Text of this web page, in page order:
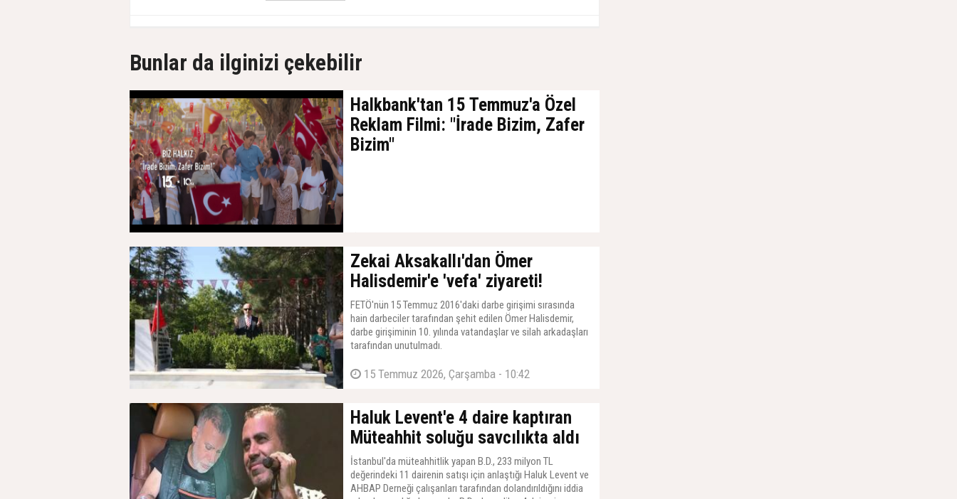
Bunlar da ilginizi çekebilir
Halkbank'tan 15 Temmuz'a Özel
Reklam Filmi: "İrade Bizim, Zafer
Bizim"
Zekai Aksakallı'dan Ömer
Halisdemir'e 'vefa' ziyareti!
FETÖ'nün 15 Temmuz 2016'daki darbe girişimi sırasında
hain darbeciler tarafından şehit edilen Ömer Halisdemir,
darbe girişiminin 10. yılında vatandaşlar ve silah arkadaşları
tarafından unutulmadı.
15 Temmuz 2026, Çarşamba - 10:42
Haluk Levent'e 4 daire kaptıran
Müteahhit soluğu savcılıkta aldı
İstanbul'da müteahhitlik yapan B.D., 233 milyon TL
değerindeki 11 dairenin satışı için anlaştığı Haluk Levent ve
AHBAP Derneği çalışanları tarafından dolandırıldığını iddia